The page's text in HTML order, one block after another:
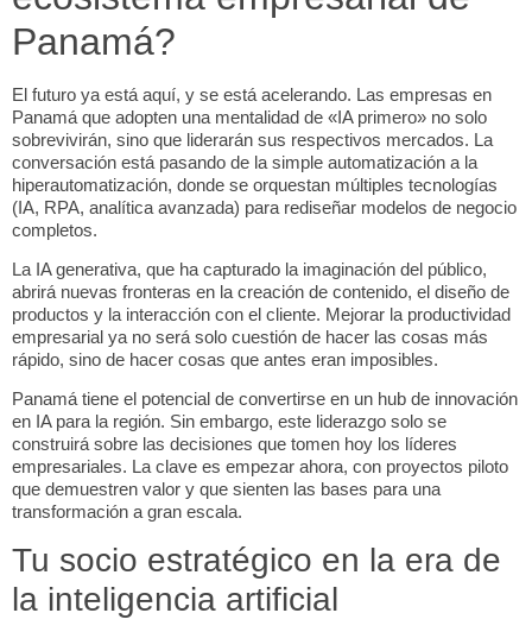
Panamá?
El futuro ya está aquí, y se está acelerando. Las empresas en
Panamá que adopten una mentalidad de «IA primero» no solo
sobrevivirán, sino que liderarán sus respectivos mercados. La
conversación está pasando de la simple automatización a la
hiperautomatización, donde se orquestan múltiples tecnologías
(IA, RPA, analítica avanzada) para rediseñar modelos de negocio
completos.
La IA generativa, que ha capturado la imaginación del público,
abrirá nuevas fronteras en la creación de contenido, el diseño de
productos y la interacción con el cliente. Mejorar la productividad
empresarial ya no será solo cuestión de hacer las cosas más
rápido, sino de hacer cosas que antes eran imposibles.
Panamá tiene el potencial de convertirse en un hub de innovación
en IA para la región. Sin embargo, este liderazgo solo se
construirá sobre las decisiones que tomen hoy los líderes
empresariales. La clave es empezar ahora, con proyectos piloto
que demuestren valor y que sienten las bases para una
transformación a gran escala.
Tu socio estratégico en la era de
la inteligencia artificial